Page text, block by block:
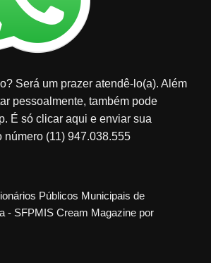
Será um prazer atendê-lo(a). Além
pessoalmente, também pode
É só clicar aqui e enviar sua
número (11) 947.038.555
Públicos Municipais de
- SFPMISCream Magazine por